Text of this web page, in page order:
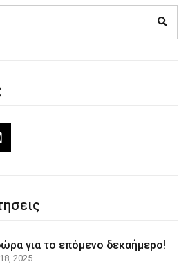
για το επόμενο δεκαήμερο!
2025